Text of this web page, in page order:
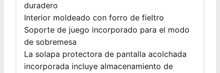
duradero
Interior moldeado con forro de fieltro
Soporte de juego incorporado para el modo
de sobremesa
La solapa protectora de pantalla acolchada
incorporada incluye almacenamiento de